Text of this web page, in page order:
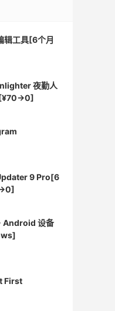
工具[6个月
夜勤人
9 Pro[6
设备
First